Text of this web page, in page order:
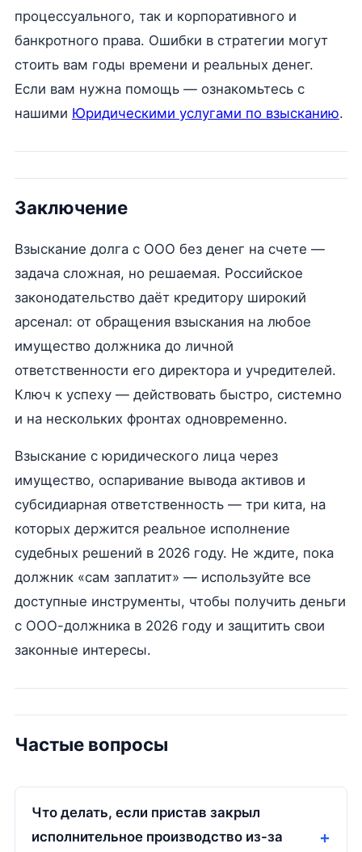
процессуального, так и корпоративного и
банкротного права. Ошибки в стратегии могут
стоить вам годы времени и реальных денег.
Если вам нужна помощь — ознакомьтесь с
нашими Юридическими услугами по взысканию.
Заключение
Взыскание долга с ООО без денег на счете —
задача сложная, но решаемая. Российское
законодательство даёт кредитору широкий
арсенал: от обращения взыскания на любое
имущество должника до личной
ответственности его директора и учредителей.
Ключ к успеху — действовать быстро, системно
и на нескольких фронтах одновременно.
Взыскание с юридического лица через
имущество, оспаривание вывода активов и
субсидиарная ответственность — три кита, на
которых держится реальное исполнение
судебных решений в 2026 году. Не ждите, пока
должник «сам заплатит» — используйте все
доступные инструменты, чтобы получить деньги
с ООО-должника в 2026 году и защитить свои
законные интересы.
Частые вопросы
Что делать, если пристав закрыл
исполнительное производство из-за